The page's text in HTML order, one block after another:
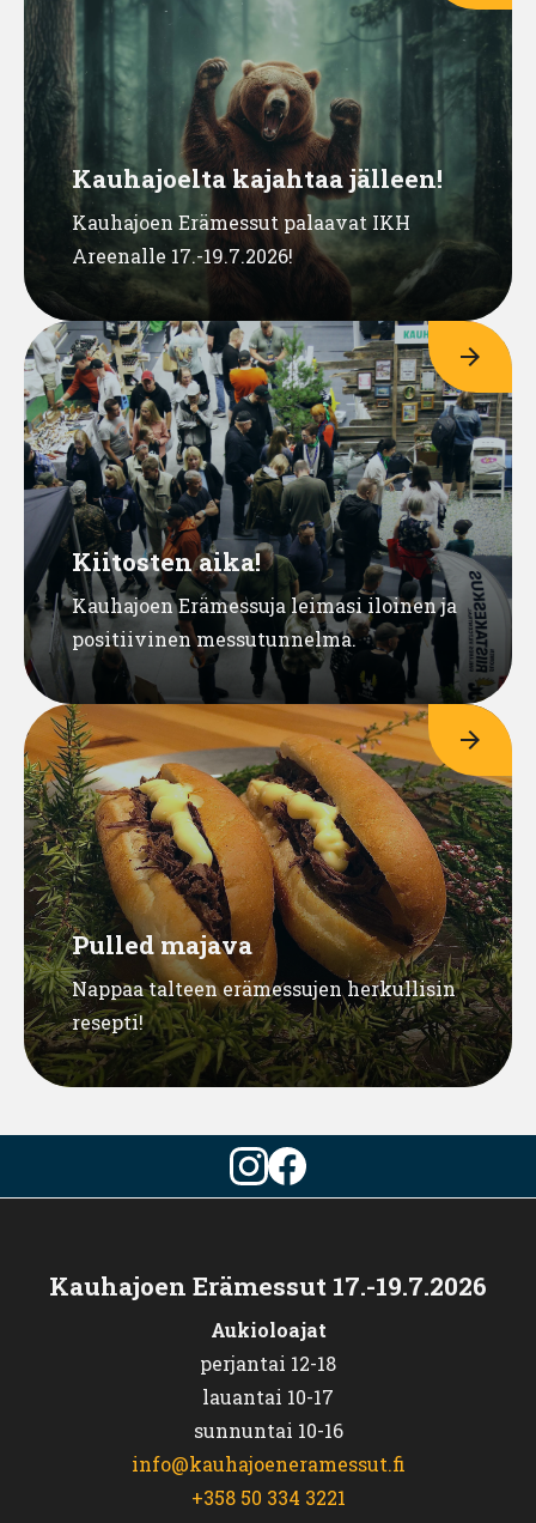
Kauhajoelta kajahtaa jälleen!
Kauhajoen Erämessut palaavat IKH
Areenalle 17.-19.7.2026!
arrow_forward
Kiitosten aika!
Kauhajoen Erämessuja leimasi iloinen ja
positiivinen messutunnelma.
arrow_forward
Pulled majava
Nappaa talteen erämessujen herkullisin
resepti!
Kauhajoen Erämessut 17.-19.7.2026
Aukioloajat
perjantai 12-18
lauantai 10-17
sunnuntai 10-16
info@kauhajoeneramessut.fi
+358 50 334 3221